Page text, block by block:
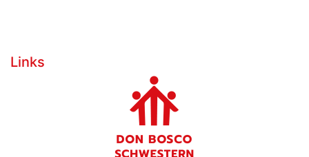
Links